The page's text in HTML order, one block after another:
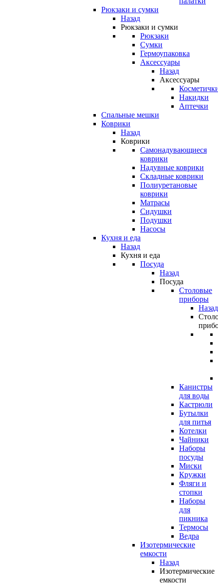
Рюкзаки и сумки
Назад
Рюкзаки и сумки
Рюкзаки
Сумки
Гермоупаковка
Аксессуары
Назад
Аксессуары
Накидки
Аптечки
Спальные мешки
Коврики
Назад
Коврики
Самонадувающиеся
коврики
Надувные коврики
Складные коврики
Полиуретановые
коврики
Матрасы
Сидушки
Подушки
Насосы
Кухня и еда
Назад
Кухня и еда
Посуда
Назад
Посуда
Столовые
приборы
Назад
Канистры
для воды
Кастрюли
Бутылки
для питья
Котелки
Чайники
Наборы
посуды
Миски
Кружки
Фляги и
стопки
Наборы
для
пикника
Термосы
Ведра
Изотермические
емкости
Назад
Изотермические
емкости